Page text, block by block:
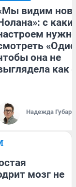
видим
с
она не
как
Надежда Губарь
мозг не